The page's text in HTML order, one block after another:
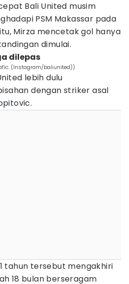
Bali United musim
PSM Makassar pada
Mirza mencetak gol hanya
dimulai.
dilepas
(Instagram/baliunited))
lebih dulu
dengan striker asal
tahun tersebut mengakhiri
18 bulan berseragam